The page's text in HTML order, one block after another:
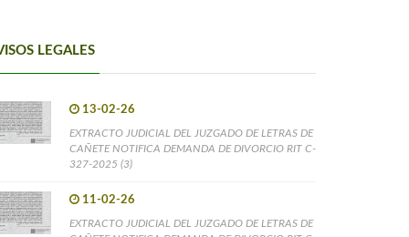
LEGALES
13-02-26
EXTRACTO JUDICIAL DEL JUZGADO DE LETRAS DE
CAÑETE NOTIFICA DEMANDA DE DIVORCIO RIT C-
327-2025 (3)
11-02-26
EXTRACTO JUDICIAL DEL JUZGADO DE LETRAS DE